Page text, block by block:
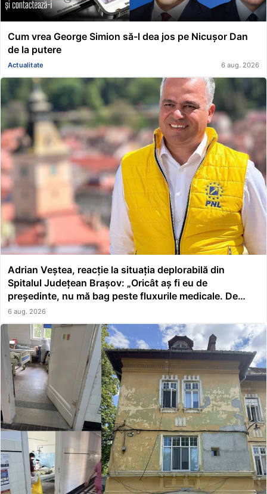
Cum vrea George Simion să-l dea jos pe Nicușor Dan
de la putere
Actualitate 6 aug. 2026
Adrian Veștea, reacție la situația deplorabilă din
Spitalul Județean Brașov: „Oricât aș fi eu de
președinte, nu mă bag peste fluxurile medicale. De
asta a făcut școală managerul”
6 aug. 2026